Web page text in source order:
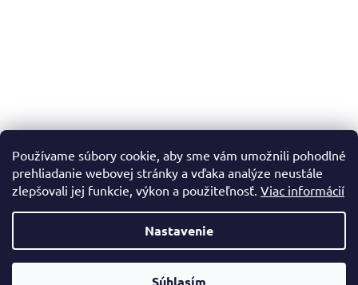
Používame súbory cookie, aby sme vám umožnili pohodlné
prehliadanie webovej stránky a vďaka analýze neustále
zlepšovali jej funkcie, výkon a použiteľnosť. Viac informácií
Nastavenie
Súhlasím
Vytvoril Shoptet